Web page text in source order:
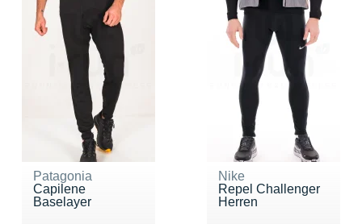
Patagonia
Capilene
Baselayer
Nike
Repel Challenger
Herren